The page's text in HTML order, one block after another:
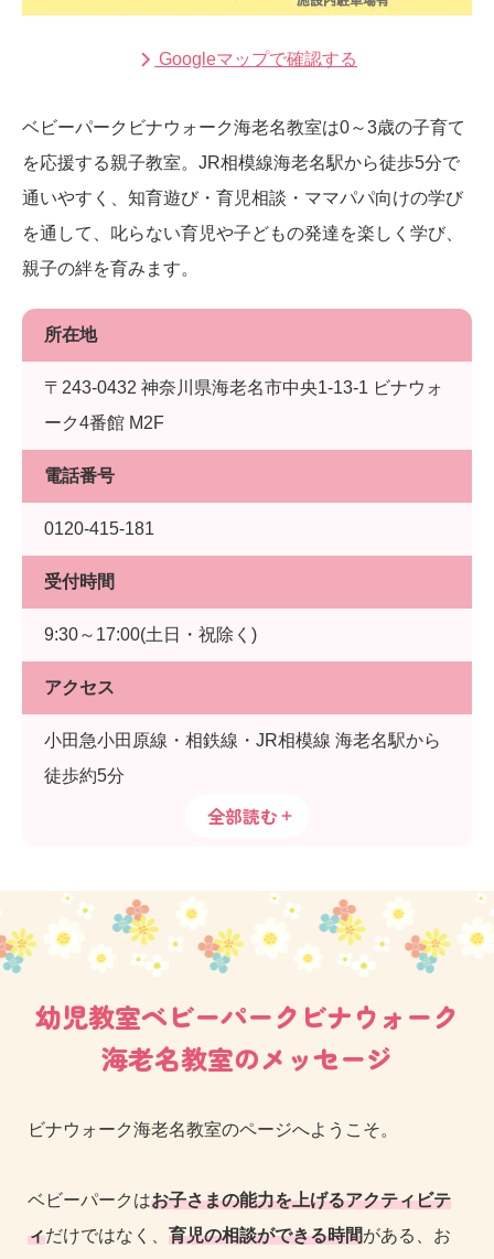
Googleマップで確認する
ベビーパークビナウォーク海老名教室は0～3歳の子育て
を応援する親子教室。JR相模線海老名駅から徒歩5分で
通いやすく、知育遊び・育児相談・ママパパ向けの学び
を通して、叱らない育児や子どもの発達を楽しく学び、
親子の絆を育みます。
所在地
〒243-0432 神奈川県海老名市中央1-13-1 ビナウォ
ーク4番館 M2F
電話番号
0120-415-181
受付時間
9:30～17:00(土日・祝除く)
アクセス
小田急小田原線・相鉄線・JR相模線 海老名駅から
徒歩約5分
全部読む
幼児教室ベビーパークビナウォーク
海老名教室のメッセージ
ビナウォーク海老名教室のページへようこそ。
ベビーパークはお子さまの能力を上げるアクティビテ
ィだけではなく、 育児の相談ができる時間がある、お